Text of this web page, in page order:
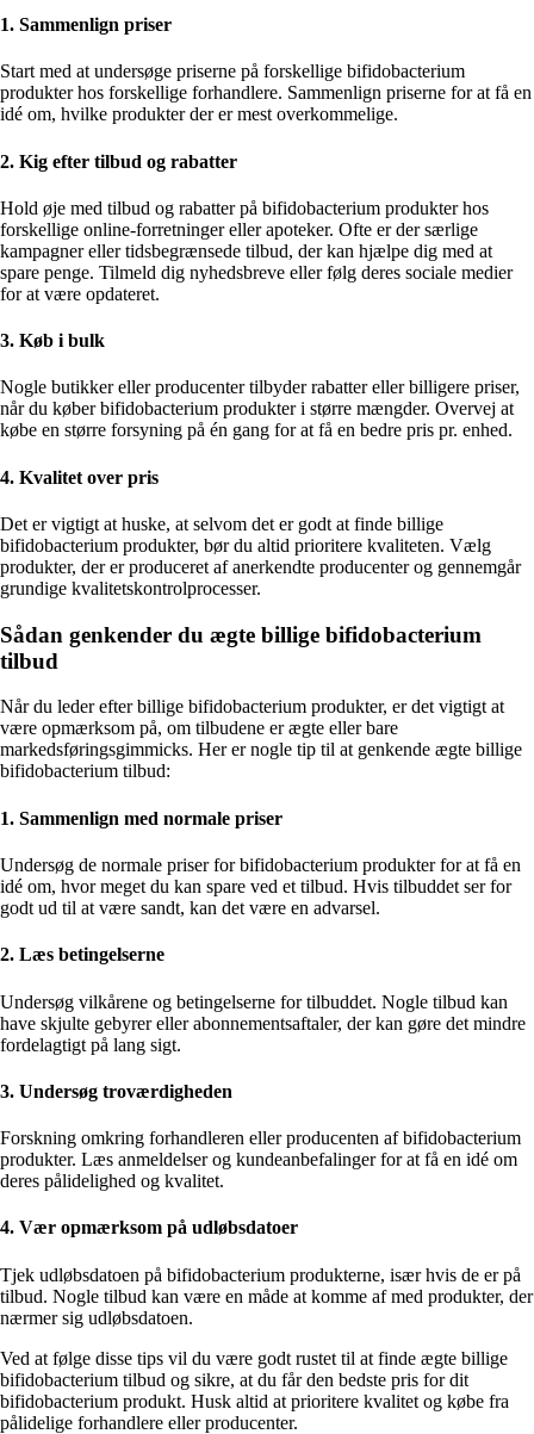
1. Sammenlign priser
Start med at undersøge priserne på forskellige bifidobacterium
produkter hos forskellige forhandlere. Sammenlign priserne for at få en
idé om, hvilke produkter der er mest overkommelige.
2. Kig efter tilbud og rabatter
Hold øje med tilbud og rabatter på bifidobacterium produkter hos
forskellige online-forretninger eller apoteker. Ofte er der særlige
kampagner eller tidsbegrænsede tilbud, der kan hjælpe dig med at
spare penge. Tilmeld dig nyhedsbreve eller følg deres sociale medier
for at være opdateret.
3. Køb i bulk
Nogle butikker eller producenter tilbyder rabatter eller billigere priser,
når du køber bifidobacterium produkter i større mængder. Overvej at
købe en større forsyning på én gang for at få en bedre pris pr. enhed.
4. Kvalitet over pris
Det er vigtigt at huske, at selvom det er godt at finde billige
bifidobacterium produkter, bør du altid prioritere kvaliteten. Vælg
produkter, der er produceret af anerkendte producenter og gennemgår
grundige kvalitetskontrolprocesser.
Sådan genkender du ægte billige bifidobacterium
tilbud
Når du leder efter billige bifidobacterium produkter, er det vigtigt at
være opmærksom på, om tilbudene er ægte eller bare
markedsføringsgimmicks. Her er nogle tip til at genkende ægte billige
bifidobacterium tilbud:
1. Sammenlign med normale priser
Undersøg de normale priser for bifidobacterium produkter for at få en
idé om, hvor meget du kan spare ved et tilbud. Hvis tilbuddet ser for
godt ud til at være sandt, kan det være en advarsel.
2. Læs betingelserne
Undersøg vilkårene og betingelserne for tilbuddet. Nogle tilbud kan
have skjulte gebyrer eller abonnementsaftaler, der kan gøre det mindre
fordelagtigt på lang sigt.
3. Undersøg troværdigheden
Forskning omkring forhandleren eller producenten af bifidobacterium
produkter. Læs anmeldelser og kundeanbefalinger for at få en idé om
deres pålidelighed og kvalitet.
4. Vær opmærksom på udløbsdatoer
Tjek udløbsdatoen på bifidobacterium produkterne, især hvis de er på
tilbud. Nogle tilbud kan være en måde at komme af med produkter, der
nærmer sig udløbsdatoen.
Ved at følge disse tips vil du være godt rustet til at finde ægte billige
bifidobacterium tilbud og sikre, at du får den bedste pris for dit
bifidobacterium produkt. Husk altid at prioritere kvalitet og købe fra
pålidelige forhandlere eller producenter.